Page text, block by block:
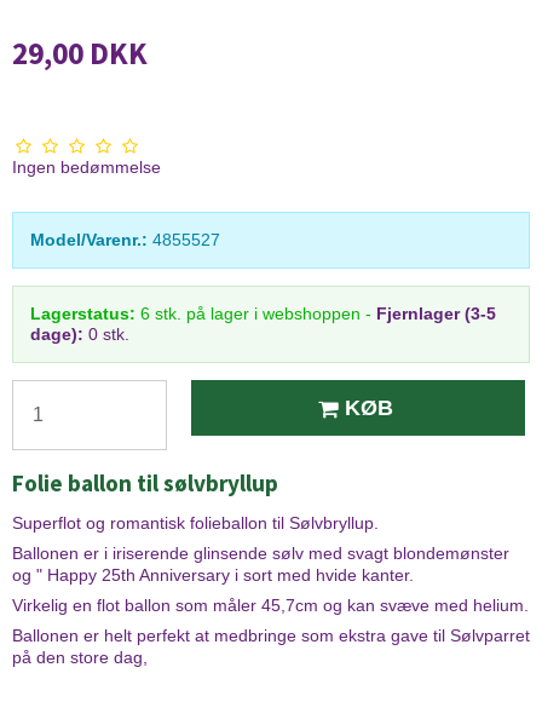
29,00 DKK
Ingen bedømmelse
Model/Varenr.: 4855527
Lagerstatus: 6 stk. på lager i webshoppen - Fjernlager (3-5
dage): 0 stk.
KØB
Folie ballon til sølvbryllup
Superflot og romantisk folieballon til Sølvbryllup.
Ballonen er i iriserende glinsende sølv med svagt blondemønster
og " Happy 25th Anniversary i sort med hvide kanter.
Virkelig en flot ballon som måler 45,7cm og kan svæve med helium.
Ballonen er helt perfekt at medbringe som ekstra gave til Sølvparret
på den store dag,